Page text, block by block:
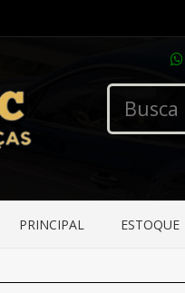
PRINCIPAL ESTOQUE